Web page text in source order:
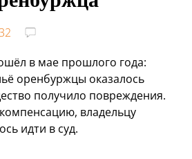
в мае прошлого года:
оренбуржцы оказалось
получило повреждения.
владельцу
идти в суд.